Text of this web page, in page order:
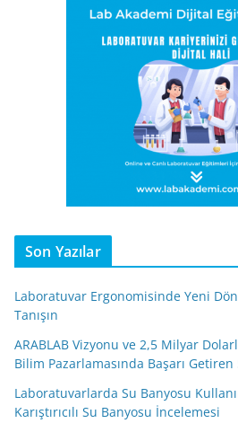
Son Yazılar
Laboratuvar Ergonomisinde Yeni
Tanışın
ARABLAB Vizyonu ve 2,5 Milyar
Bilim Pazarlamasında Başarı
Laboratuvarlarda Su Banyosu
Karıştırıcılı Su Banyosu İncelemesi